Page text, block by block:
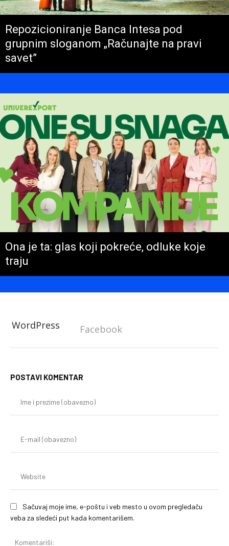
Repozicioniranje Banca Intesa pod
grupnim sloganom „Računajte na pravi
savet”
Ona je ta: glas koji pokreće, odluke koje
traju
WordPress Facebook
POSTAVI KOMENTAR
Sačuvaj moje ime, e-poštu i veb mesto u ovom pregledaču
veba za sledeći put kada komentarišem.